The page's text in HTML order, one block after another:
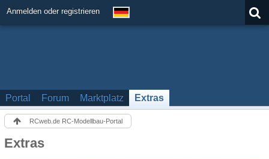
Anmelden oder registrieren
Portal Forum Marktplatz Extras
RCweb.de RC-Modellbau-Portal
Extras